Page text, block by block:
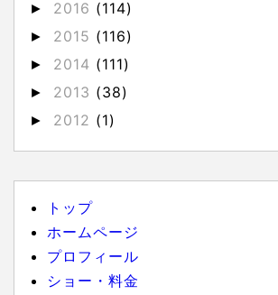
► 2016 (114)
► 2015 (116)
► 2014 (111)
► 2013 (38)
► 2012 (1)
トップ
ホームページ
プロフィール
ショー・料金